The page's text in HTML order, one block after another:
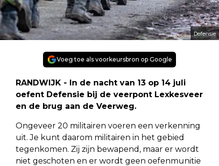
Defensie
Voeg toe als voorkeursbron op Google
RANDWIJK - In de nacht van 13 op 14 juli
oefent Defensie bij de veerpont Lexkesveer
en de brug aan de Veerweg.
Ongeveer 20 militairen voeren een verkenning
uit. Je kunt daarom militairen in het gebied
tegenkomen. Zij zijn bewapend, maar er wordt
niet geschoten en er wordt geen oefenmunitie